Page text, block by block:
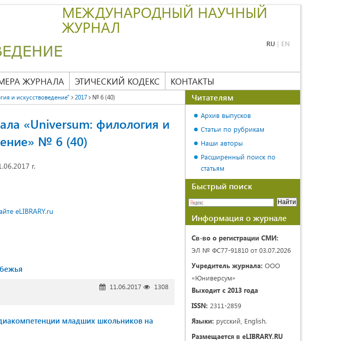
МЕЖДУНАРОДНЫЙ НАУЧНЫЙ
ЖУРНАЛ
RU | EN
ЖУРНАЛА ЭТИЧЕСКИЙ КОДЕКС КОНТАКТЫ
и искусствоведение" 2017 № 6 (40)
«Universum: филология и
№ 6 (40)
г.
eLIBRARY.ru
11.06.2017
1308
младших школьников на
Читателям
Архив выпусков
Статьи по рубрикам
Наши авторы
Расширенный поиск по
статьям
Быстрый поиск
Информация о журнале
Св-во о регистрации СМИ:
ЭЛ № ФС77-91810 от 03.07.2026
Учредитель журнала: ООО
«Юниверсум»
Выходит с 2013 года
ISSN: 2311-2859
Языки: русский, English.
Размещается в eLIBRARY.RU